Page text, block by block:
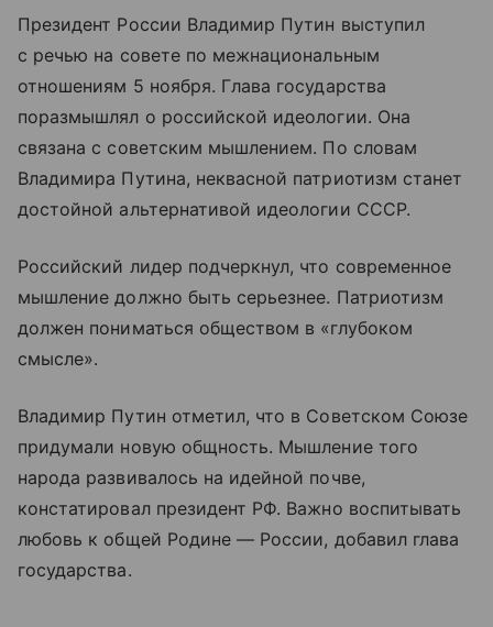
Президент России Владимир Путин выступил
с речью на совете по межнациональным
отношениям 5 ноября. Глава государства
поразмышлял о российской идеологии. Она
связана с советским мышлением. По словам
Владимира Путина, неквасной патриотизм станет
достойной альтернативой идеологии СССР.
Российский лидер подчеркнул, что современное
мышление должно быть серьезнее. Патриотизм
должен пониматься обществом в «глубоком
смысле».
Владимир Путин отметил, что в Советском Союзе
придумали новую общность. Мышление того
народа развивалось на идейной почве,
констатировал президент РФ. Важно воспитывать
любовь к общей Родине — России, добавил глава
государства.